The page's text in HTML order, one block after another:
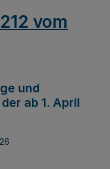
vom
und
ab 1. April